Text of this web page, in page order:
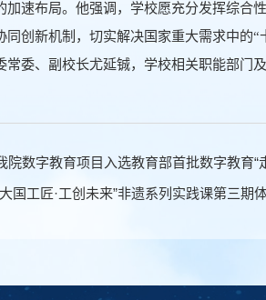
加速布局。他强调，学校愿充分发挥综合
同创新机制，切实解决国家重大需求中的“
常委、副校长尤延铖，学校相关职能部门
院数字教育项目入选教育部首批数字教育“
国工匠·工创未来”非遗系列实践课第三期